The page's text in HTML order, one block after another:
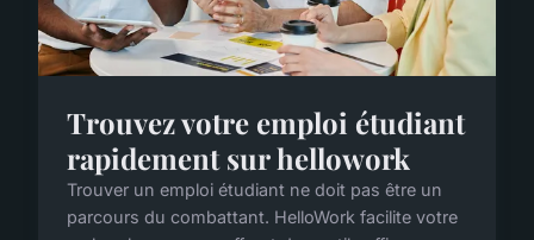
Trouvez votre emploi étudiant
rapidement sur hellowork
Trouver un emploi étudiant ne doit pas être un
parcours du combattant. HelloWork facilite votre